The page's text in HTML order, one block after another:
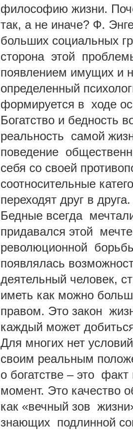
философию жизни.
так, а не иначе? Ф.
больших социальных
сторона этой
появлением имущих и
определенный
формируется в ходе
Богатство и бедность
реальность самой
поведение
себя со своей
соотносительные
переходят друг в
Бедные всегда
придавался этой
революционной
появлялась
деятельный человек,
иметь как можно
правом. Это закон
каждый может
Для многих нет
своим реальным
о богатстве – это
момент. Это качество
как «вечный зов
знающих подлинной